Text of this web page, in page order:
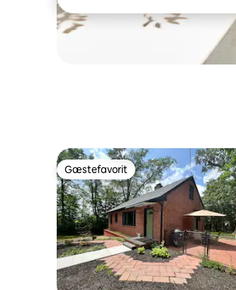
Gæstefavorit
Gæstefavorit